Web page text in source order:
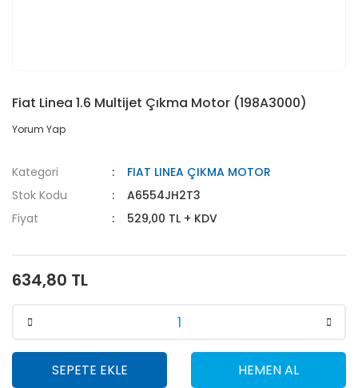
Fiat Linea 1.6 Multijet Çıkma Motor (198A3000)
Yorum Yap
Kategori
FIAT LINEA ÇIKMA MOTOR
Stok Kodu
A6554JH2T3
Fiyat
529,00 TL + KDV
634,80 TL
SEPETE EKLE HEMEN AL